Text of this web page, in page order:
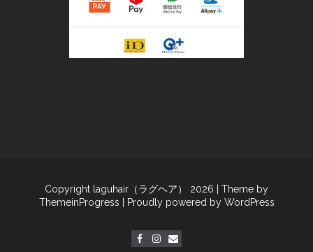
Copyright laguhair（ラグヘア） 2026
| Theme by
ThemeinProgress
| Proudly powered by WordPress